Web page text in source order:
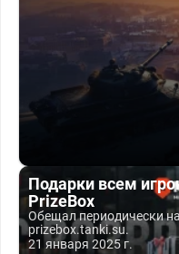
Подарки всем
PrizeBox
Обещал периодически
prizebox.tanki.su.
21 января 2025 г.